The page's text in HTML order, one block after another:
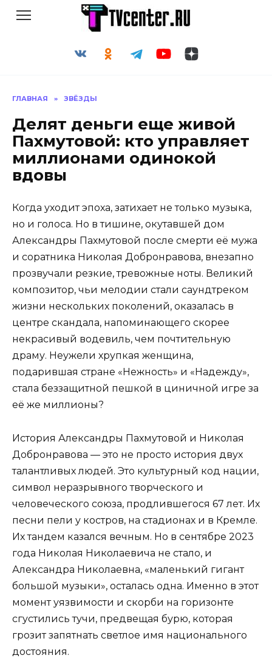
ГЛАВНАЯ » ЗВЁЗДЫ
Делят деньги еще живой
Пахмутовой: кто управляет
миллионами одинокой
вдовы
Когда уходит эпоха, затихает не только музыка,
но и голоса. Но в тишине, окутавшей дом
Александры Пахмутовой после смерти её мужа
и соратника Николая Добронравова, внезапно
прозвучали резкие, тревожные ноты. Великий
композитор, чьи мелодии стали саундтреком
жизни нескольких поколений, оказалась в
центре скандала, напоминающего скорее
некрасивый водевиль, чем почтительную
драму. Неужели хрупкая женщина,
подарившая стране «Нежность» и «Надежду»,
стала беззащитной пешкой в циничной игре за
её же миллионы?
История Александры Пахмутовой и Николая
Добронравова — это не просто история двух
талантливых людей. Это культурный код нации,
символ неразрывного творческого и
человеческого союза, продлившегося 67 лет. Их
песни пели у костров, на стадионах и в Кремле.
Их тандем казался вечным. Но в сентябре 2023
года Николая Николаевича не стало, и
Александра Николаевна, «маленький гигант
большой музыки», осталась одна. Именно в этот
момент уязвимости и скорби на горизонте
сгустились тучи, предвещая бурю, которая
грозит запятнать светлое имя национального
достояния.